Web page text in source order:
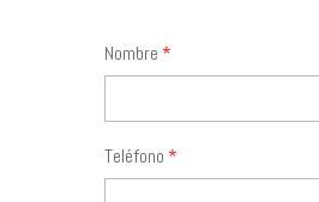
Nombre
Teléfono